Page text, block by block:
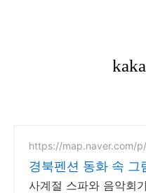
https://map.naver.com/
경북펜션 동화 속 그
파 바베큐 감성 캠핑
사계절 스파와 음악회